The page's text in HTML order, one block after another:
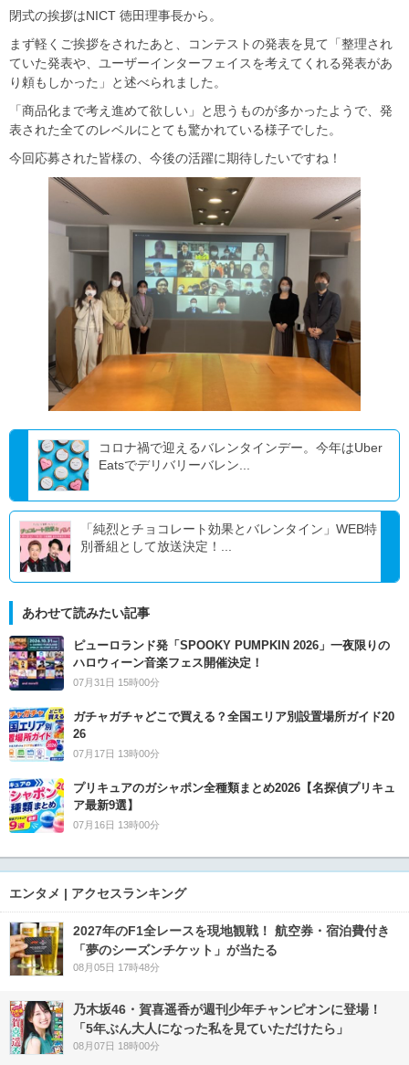
閉式の挨拶はNICT 徳田理事長から。
まず軽くご挨拶をされたあと、コンテストの発表を見て「整理され
ていた発表や、ユーザーインターフェイスを考えてくれる発表があ
り頼もしかった」と述べられました。
「商品化まで考え進めて欲しい」と思うものが多かったようで、発
表された全てのレベルにとても驚かれている様子でした。
今回応募された皆様の、今後の活躍に期待したいですね！
コロナ禍で迎えるバレンタインデー。今年はUber
Eatsでデリバリーバレン...
「純烈とチョコレート効果とバレンタイン」WEB特
別番組として放送決定！...
あわせて読みたい記事
ピューロランド発「SPOOKY PUMPKIN 2026」一夜限りの
ハロウィーン音楽フェス開催決定！
07月31日 15時00分
ガチャガチャどこで買える？全国エリア別設置場所ガイド20
26
07月17日 13時00分
プリキュアのガシャポン全種類まとめ2026【名探偵プリキュ
ア最新9選】
07月16日 13時00分
エンタメ | アクセスランキング
2027年のF1全レースを現地観戦！ 航空券・宿泊費付き
「夢のシーズンチケット」が当たる
08月05日 17時48分
乃木坂46・賀喜遥香が週刊少年チャンピオンに登場！
「5年ぶん大人になった私を見ていただけたら」
08月07日 18時00分